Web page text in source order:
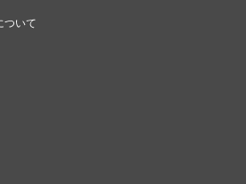
ついて